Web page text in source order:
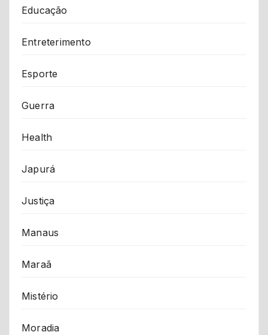
Educação
Entreterimento
Esporte
Guerra
Health
Japurá
Justiça
Manaus
Maraã
Mistério
Moradia